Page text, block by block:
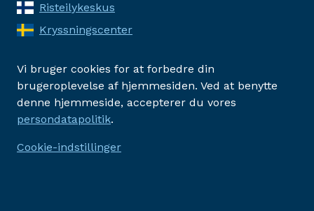
Risteilykeskus
Kryssningscenter
Vi bruger cookies for at forbedre din
brugeroplevelse af hjemmesiden. Ved at benytte
denne hjemmeside, accepterer du vores
persondatapolitik.
Cookie-indstillinger